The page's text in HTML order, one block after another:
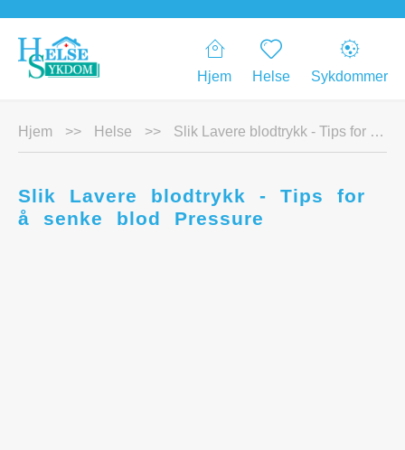
Hjem Helse Sykdommer
Hjem >> Helse >> Slik Lavere blodtrykk - Tips for å senke blod Pressure
Slik Lavere blodtrykk - Tips for
å senke blod Pressure